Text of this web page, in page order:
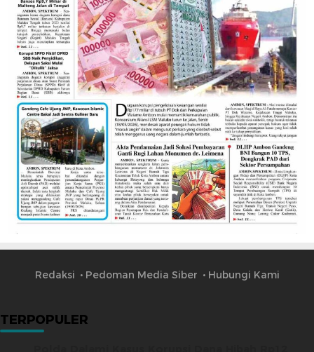
Redaksi Pedoman Media Siber Hubungi Kami
TERPOPULER